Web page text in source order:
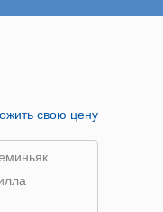
свою цену